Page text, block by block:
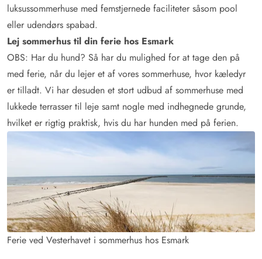
luksussommerhuse med femstjernede faciliteter såsom pool
eller udendørs spabad.
Lej sommerhus til din ferie hos Esmark
OBS: Har du hund? Så har du mulighed for at tage den på
med ferie, når du lejer et af vores sommerhuse, hvor kæledyr
er tilladt. Vi har desuden et stort udbud af sommerhuse med
lukkede terrasser til leje samt nogle med indhegnede grunde,
hvilket er rigtig praktisk, hvis du har hunden med på ferien.
Ferie ved Vesterhavet i sommerhus hos Esmark